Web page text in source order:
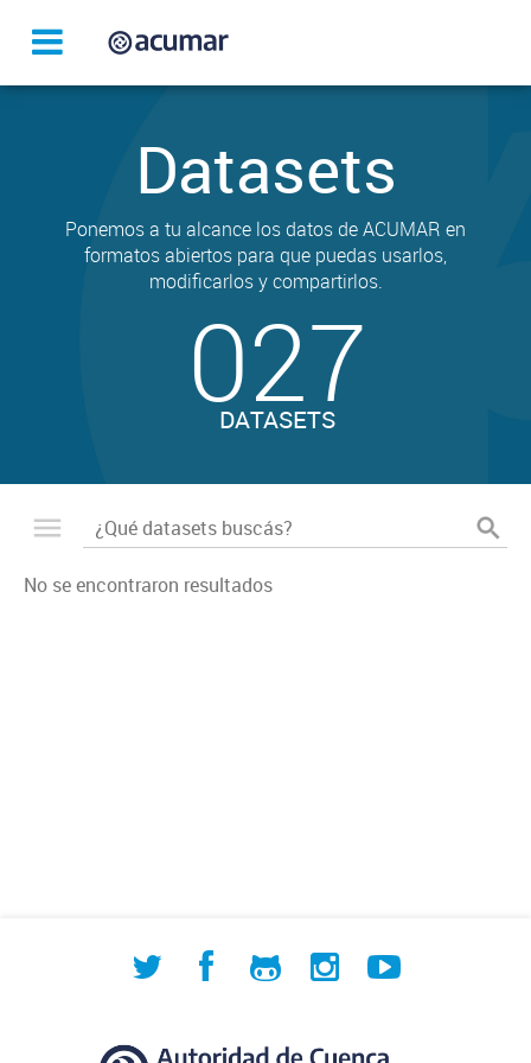
Datasets
Ponemos a tu alcance los datos de ACUMAR en
formatos abiertos para que puedas usarlos,
modificarlos y compartirlos.
027
DATASETS
No se encontraron resultados